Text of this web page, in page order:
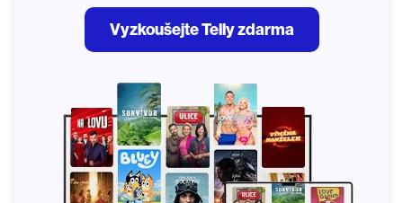
Vyzkoušejte Telly zdarma